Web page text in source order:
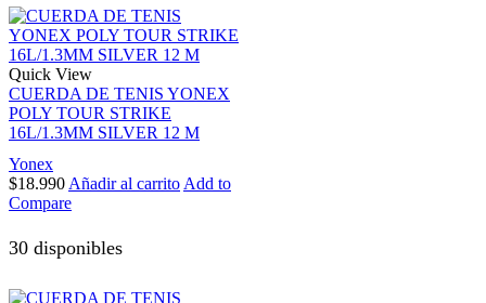
Quick View
CUERDA DE TENIS YONEX
POLY TOUR STRIKE
16L/1.3MM SILVER 12 M
Yonex
$18.990 Añadir al carrito Add to
Compare
30 disponibles